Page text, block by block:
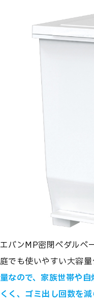
エバンMP密閉ペダルペ
庭でも使いやすい大容量
量なので、家族世帯や
くく、ゴミ出し回数を